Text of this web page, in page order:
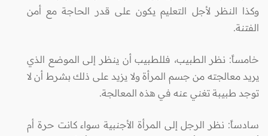
وكذا النظر لأجل التعليم يكون على قدر الحاجة مع أمن
الفتنة.
خامساً: نظر الطبيب، فللطبيب أن ينظر إلى الموضع الذي
يريد معالجته من جسم المرأة ولا يزيد على ذلك بشرط أن لا
توجد طبيبة تغني عنه في هذه المعالجة.
سادساً: نظر الرجل إلى المرأة الأجنبية سواء كانت حرة أم